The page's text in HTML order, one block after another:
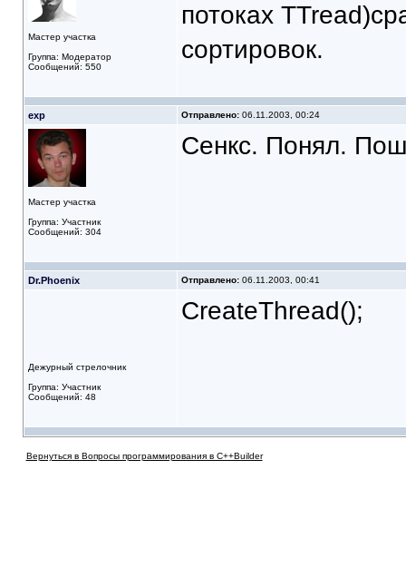
Мастер участка
Группа: Модератор
Сообщений: 550
потоках
сортировок.
exp Отправлено:06.11.2003, 00:24
Мастер участка
Группа: Участник
Сообщений: 304
Сенкс. Понял.
Dr.Phoenix Отправлено:06.11.2003, 00:41
Дежурный стрелочник
Группа: Участник
Сообщений: 48
CreateThread();
Вернуться в Вопросы программирования в C++Builder